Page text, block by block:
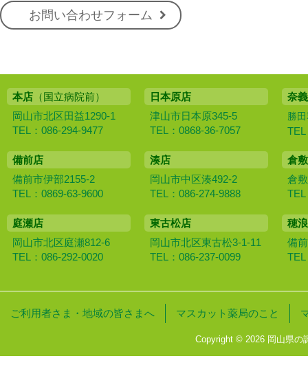
お問い合わせフォーム
本店 （国立病院前）
岡山市北区田益1290-1
TEL：086-294-9477
日本原店
津山市日本原345-5
TEL：0868-36-7057
奈
勝
TEL
備前店
備前市伊部2155-2
TEL：0869-63-9600
湊店
岡山市中区湊492-2
TEL：086-274-9888
倉
倉
TEL
庭瀬店
岡山市北区庭瀬812-6
TEL：086-292-0020
東古松店
岡山市北区東古松3-1-11
TEL：086-237-0099
穂
備
TEL
ご利用者さま・地域の皆さまへ マスカット薬局のこと
Copyright © 2026 岡山県の